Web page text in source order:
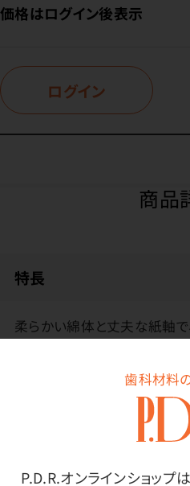
歯科材料
P.D.R.オンラインショップ
価格はログイン後表示
ログイン
商品
特長
柔らかい綿体と丈夫な紙軸